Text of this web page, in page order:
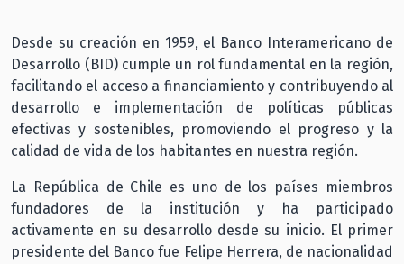
Desde su creación en 1959, el Banco Interamericano de
Desarrollo (BID) cumple un rol fundamental en la región,
facilitando el acceso a financiamiento y contribuyendo al
desarrollo e implementación de políticas públicas
efectivas y sostenibles, promoviendo el progreso y la
calidad de vida de los habitantes en nuestra región.
La República de Chile es uno de los países miembros
fundadores de la institución y ha participado
activamente en su desarrollo desde su inicio. El primer
presidente del Banco fue Felipe Herrera, de nacionalidad